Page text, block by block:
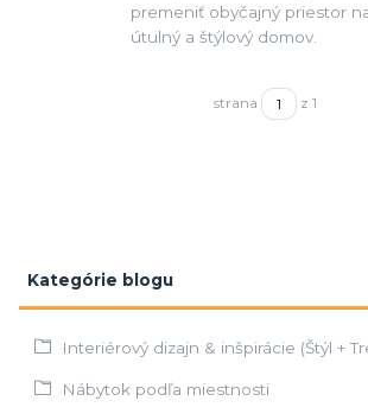
Kategórie blogu
Interiérový dizajn & inšpirácie (Štýl +
Nábytok podľa miestnosti
premeniť obyčajný priestor
útulný a štýlový domov.
strana z 1